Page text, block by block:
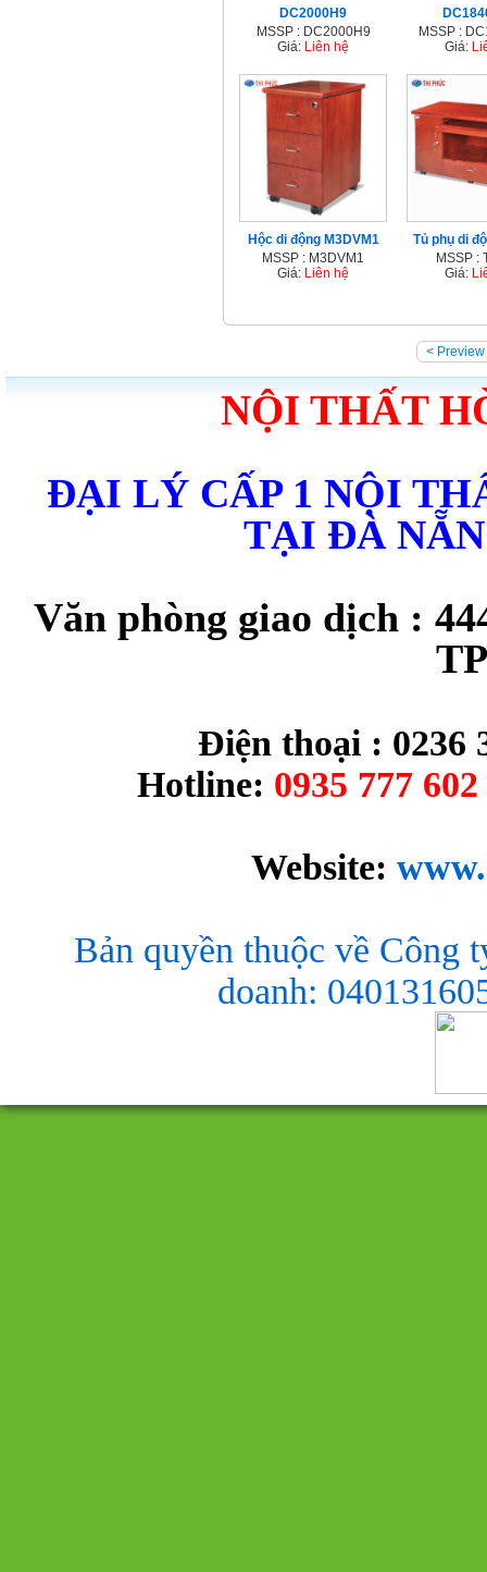
DC2000H9
MSSP : DC2000H9
Giá: Liên hệ
MSSP :
Giá:
Hộc di động M3DVM1
MSSP : M3DVM1
Giá: Liên hệ
Tủ phụ di
MSSP :
Giá:
< Preview
NỘI THẤT
ĐẠI LÝ CẤP 1 NỘI
TẠI ĐÀ
Văn phòng giao dịch :
Điện thoại : 0236
Hotline: 0935 777
Website:
Bản quyền thuộc về Công
doanh: